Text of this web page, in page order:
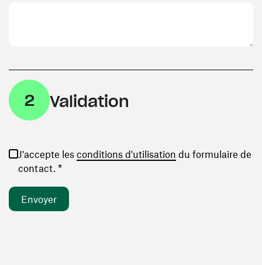
2 Validation
J'accepte les conditions d'utilisation (ouvre une
du formulaire de
contact. *